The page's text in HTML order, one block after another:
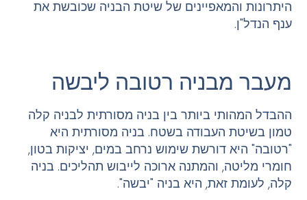
היתרונות והמאפיינים של שיטת הבניה שכובשת את
ענף הנדל"ן.
מעבר מבניה רטובה ליבשה
ההבדל המהותי ביותר בין בניה מסורתית לבניה קלה
טמון בשיטת העבודה בשטח. בניה מסורתית היא
"רטובה" היא דורשת שימוש נרחב במים, יציקות בטון,
חומרי מליטה, והמתנה ארוכה לייבוש תהליכים. בניה
קלה, לעומת זאת, היא בניה "יבשה".